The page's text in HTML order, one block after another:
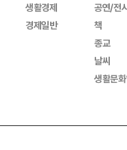
생활경제
경제일반
공연/전
책
종교
날씨
생활문